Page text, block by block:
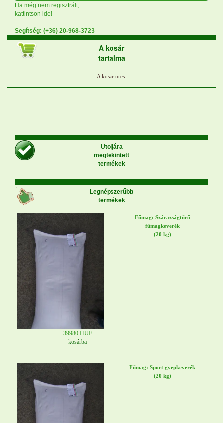
Ha még nem regisztrált,
kattintson ide!
Segítség: (+36) 20-968-3723
A kosár
tartalma
Utoljára
megtekintett
termékek
Legnépszerűbb
termékek
Fűmag: Szárazságtűrő
fűmagkeverék
(20 kg)
39980 HUF
kosárba
Fűmag: Sport gyepkeverék
(20 kg)